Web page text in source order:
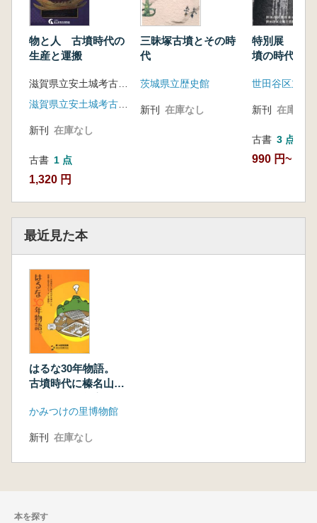
物と人 古墳時代の
生産と運搬
新刊 在庫なし
古書 1 点
1,320 円
三昧塚古墳とその時
代
茨城県立歴史館
新刊 在庫なし
特別展 野毛
墳の時代 畿
世田谷区立郷
新刊 在庫なし
古書 3 点
990 円~
最近見た本
はるな30年物語。
古墳時代に榛名山が
き合うヒト、そして
かみつけの里博物館
新刊 在庫なし
本を探す